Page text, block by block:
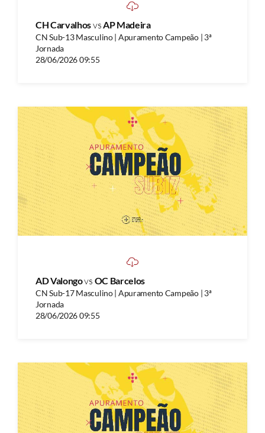
CH CarvalhosvsAP Madeira
CN Sub-13 Masculino | Apuramento Campeão | 3ª
Jornada
28/06/2026 09:55
AD Valongovs OC Barcelos
CN Sub-17 Masculino | Apuramento Campeão | 3ª
Jornada
28/06/2026 09:55